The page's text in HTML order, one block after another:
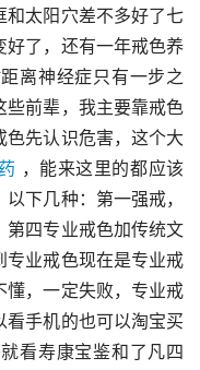
和太阳穴差不多好了七
好了，还有一年戒色养
离神经症只有一步之
些前辈，我主要靠戒色
先认识危害，这个大
，能来这里的都应该
下几种：第一强戒，
第四专业戒色加传统文
专业戒色现在是专业戒
懂，一定失败，专业戒
手机的也可以淘宝买
看寿康宝鉴和了凡四